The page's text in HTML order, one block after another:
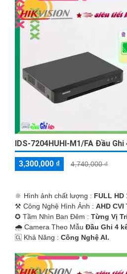
IDS-7204HUHI-M1/FA Đầu
3,300,000 ₫ 4,740,000 ₫
🔆 Hình ảnh chất lượng : FULL HD
⚒ Công Nghệ Hình Ảnh : AHD CVI
✪ Tầm Nhìn Ban Đêm : Từng Vị
🌧️ Camera Theo Mẫu Đầu Ghi 4
️🆑 Khả Năng : Công Nghệ AI.